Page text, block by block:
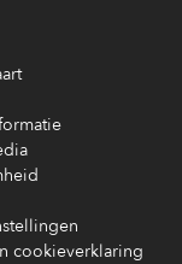
cookieverklaring